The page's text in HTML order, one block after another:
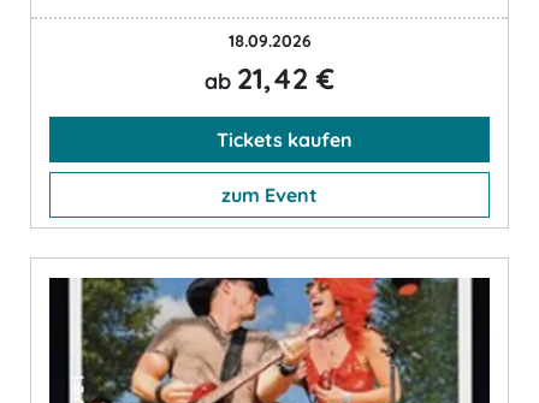
18.09.2026
ab 21,42 €
Tickets kaufen
zum Event